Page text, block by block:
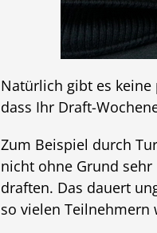
Natürlich gibt es keine
dass Ihr Draft-
Zum Beispiel durch
nicht ohne Grund sehr
draften. Das dauert
so vielen Teilnehmern